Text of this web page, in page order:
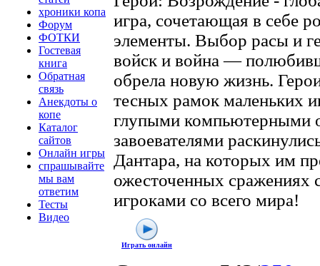
хроники копа
Форум
ФОТКИ
Гостевая
книга
Обратная
связь
Анекдоты о
копе
Каталог
сайтов
Онлайн игры
спрашывайте
мы вам
ответим
Тесты
Видео
игра, сочетающая в себе
элементы. Выбор расы и
войск и война —
обрела новую жизнь.
тесных рамок маленьких
глупыми компьютерными
завоевателями
Дантара, на которых им
ожесточенных сражениях
игроками со всего мира!
Играть онлайн